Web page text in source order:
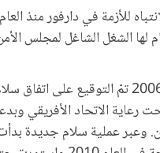
الشغل الشاغل لمجلس
وفي 5 مايو من العام 2006 تمّ التوقيع على
رعاية الاتحاد الأفريقي
وعبر عملية سلام جديدة